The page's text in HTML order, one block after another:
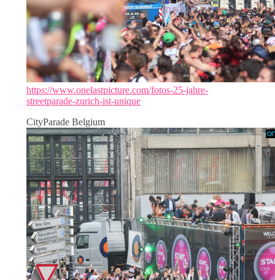
https://www.onelastpicture.com/fotos-25-jahre-
streetparade-zurich-ist-unique
CityParade Belgium